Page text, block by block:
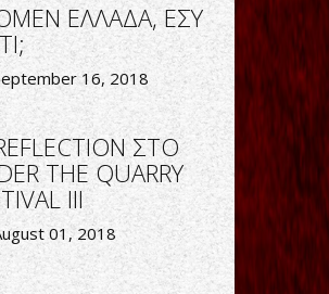
ΕΛΛΑΔΑ, ΕΣΥ
16, 2018
ΣΤΟ
THE QUARRY
III
01, 2018